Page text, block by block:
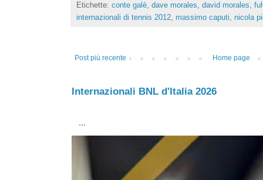
Etichette: conte galè, dave morales, david morales,
internazionali di tennis 2012, massimo caputi, nicola
Post più recente Home page
Internazionali BNL d'Italia 2026
...